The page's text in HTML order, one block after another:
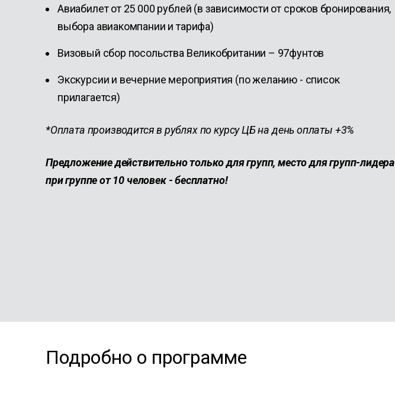
Авиабилет от 25 000 рублей (в зависимости от сроков бронирования,
выбора авиакомпании и тарифа)
Визовый сбор посольства Великобритании – 97фунтов
Экскурсии и вечерние мероприятия (по желанию - список
прилагается)
*Оплата производится в рублях по курсу ЦБ на день оплаты +3%
Предложение действительно только для групп, место для групп-лидера
при группе от 10 человек - бесплатно!
Подробно о программе